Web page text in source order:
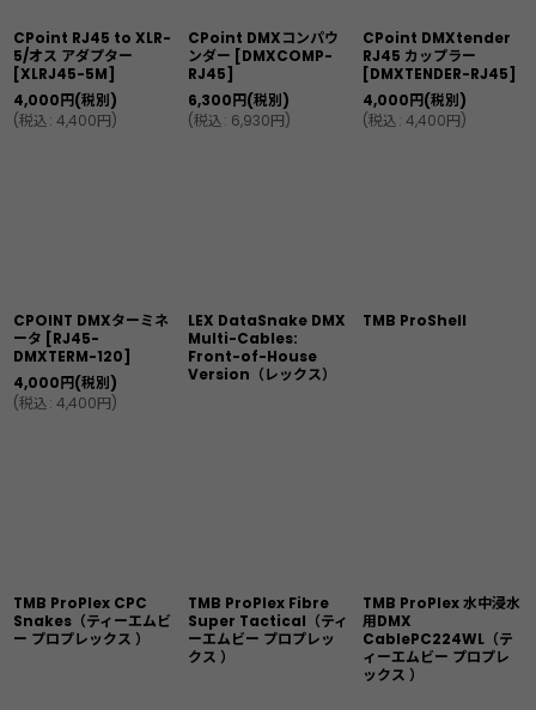
CPoint RJ45 to XLR-
5/オス アダプター
[XLRJ45-5M]
4,000円(税別)
(税込: 4,400円)
CPoint DMXコンパウ
ンダー [DMXCOMP-
RJ45]
6,300円(税別)
(税込: 6,930円)
CPoint DMXtender
RJ45 カップラー
[DMXTENDER-RJ45]
4,000円(税別)
(税込: 4,400円)
CPOINT DMXターミネ
ータ [RJ45-
DMXTERM-120]
4,000円(税別)
(税込: 4,400円)
LEX DataSnake DMX
Multi-Cables:
Front-of-House
Version（レックス）
TMB ProShell
TMB ProPlex CPC
Snakes（ティーエムビ
ー プロプレックス ）
TMB ProPlex Fibre
Super Tactical（ティ
ーエムビー プロプレッ
クス ）
TMB ProPlex 水中浸水
用DMX
CablePC224WL（テ
ィーエムビー プロプレ
ックス ）